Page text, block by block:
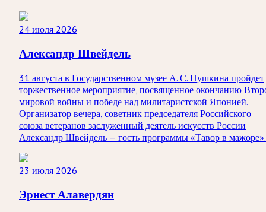
24 июля 2026
Александр Швейдель
31 августа в Государственном музее А. С. Пушкина пройдет
торжественное мероприятие, посвященное окончанию
мировой войны и победе над милитаристской Японией.
Организатор вечера, советник председателя Российского
союза ветеранов заслуженный деятель искусств России
Александр Швейдель — гость программы «Тавор в мажоре».
23 июля 2026
Эрнест Алавердян